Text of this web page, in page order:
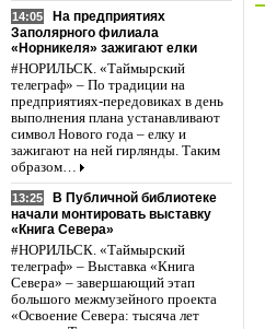
14:05
На предприятиях
Заполярного филиала
«Норникеля» зажигают елки
#НОРИЛЬСК. «Таймырский
телеграф» – По традиции на
предприятиях-передовиках в день
выполнения плана устанавливают
символ Нового года – елку и
зажигают на ней гирлянды. Таким
образом…
13:25
В Публичной библиотеке
начали монтировать выставку
«Книга Севера»
#НОРИЛЬСК. «Таймырский
телеграф» – Выставка «Книга
Севера» – завершающий этап
большого межмузейного проекта
«Освоение Севера: тысяча лет